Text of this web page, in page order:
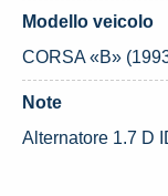
Modello veicolo
CORSA «B»
Note
Alternatore 1.7 D